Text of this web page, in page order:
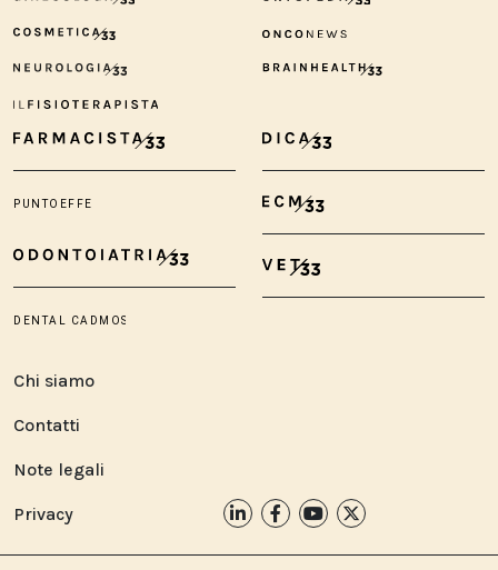
Chi siamo
Contatti
Note legali
Privacy